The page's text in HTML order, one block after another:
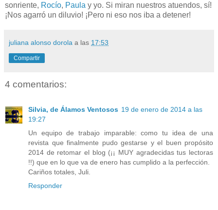
sonriente, Rocío, Paula y yo. Si miran nuestros atuendos, sí!
¡Nos agarró un diluvio! ¡Pero ni eso nos iba a detener!
juliana alonso dorola a las 17:53
Compartir
4 comentarios:
Silvia, de Álamos Ventosos 19 de enero de 2014 a las
19:27
Un equipo de trabajo imparable: como tu idea de una
revista que finalmente pudo gestarse y el buen propósito
2014 de retomar el blog (¡¡ MUY agradecidas tus lectoras
!!) que en lo que va de enero has cumplido a la perfección.
Cariños totales, Juli.
Responder